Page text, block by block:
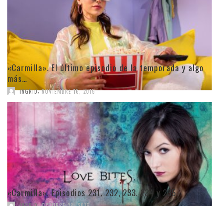
«Carmilla». El último episodio de la temporada y algo
más…
INGRID, NOVIEMBRE 16, 2015
«Carmilla». Episodios 231, 232, 233, 234 y 235